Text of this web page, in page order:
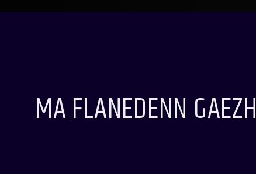
MA FLANEDENN GAEZH